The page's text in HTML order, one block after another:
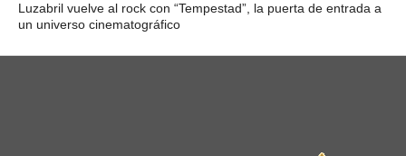
Luzabril vuelve al rock con “Tempestad”, la puerta de entrada a
un universo cinematográfico